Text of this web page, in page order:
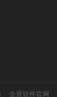
全景软件官网